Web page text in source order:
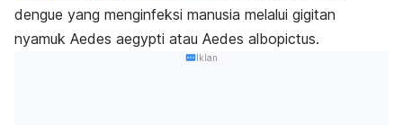
dengue yang menginfeksi manusia melalui gigitan
nyamuk Aedes aegypti atau Aedes albopictus.
Iklan